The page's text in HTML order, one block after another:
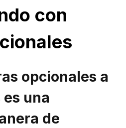
con
opcionales a
una
de